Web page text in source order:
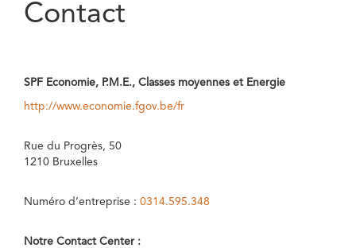
Contact
SPF Economie, P.M.E., Classes moyennes et Energie
http://www.economie.fgov.be/fr
Rue du Progrès, 50
1210 Bruxelles
Numéro d’entreprise : 0314.595.348
Notre Contact Center :